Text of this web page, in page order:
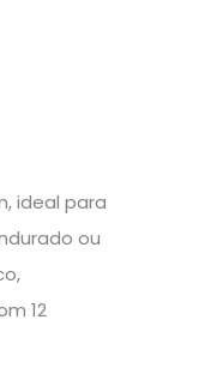
ideal para
ou
12